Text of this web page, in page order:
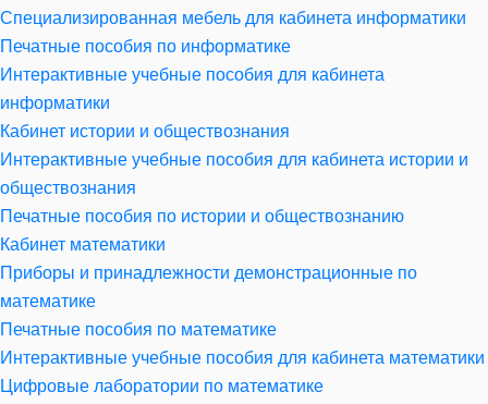
Специализированная мебель для кабинета информатики
Печатные пособия по информатике
Интерактивные учебные пособия для кабинета
информатики
Кабинет истории и обществознания
Интерактивные учебные пособия для кабинета истории и
обществознания
Печатные пособия по истории и обществознанию
Кабинет математики
Приборы и принадлежности демонстрационные по
математике
Печатные пособия по математике
Интерактивные учебные пособия для кабинета математики
Цифровые лаборатории по математике